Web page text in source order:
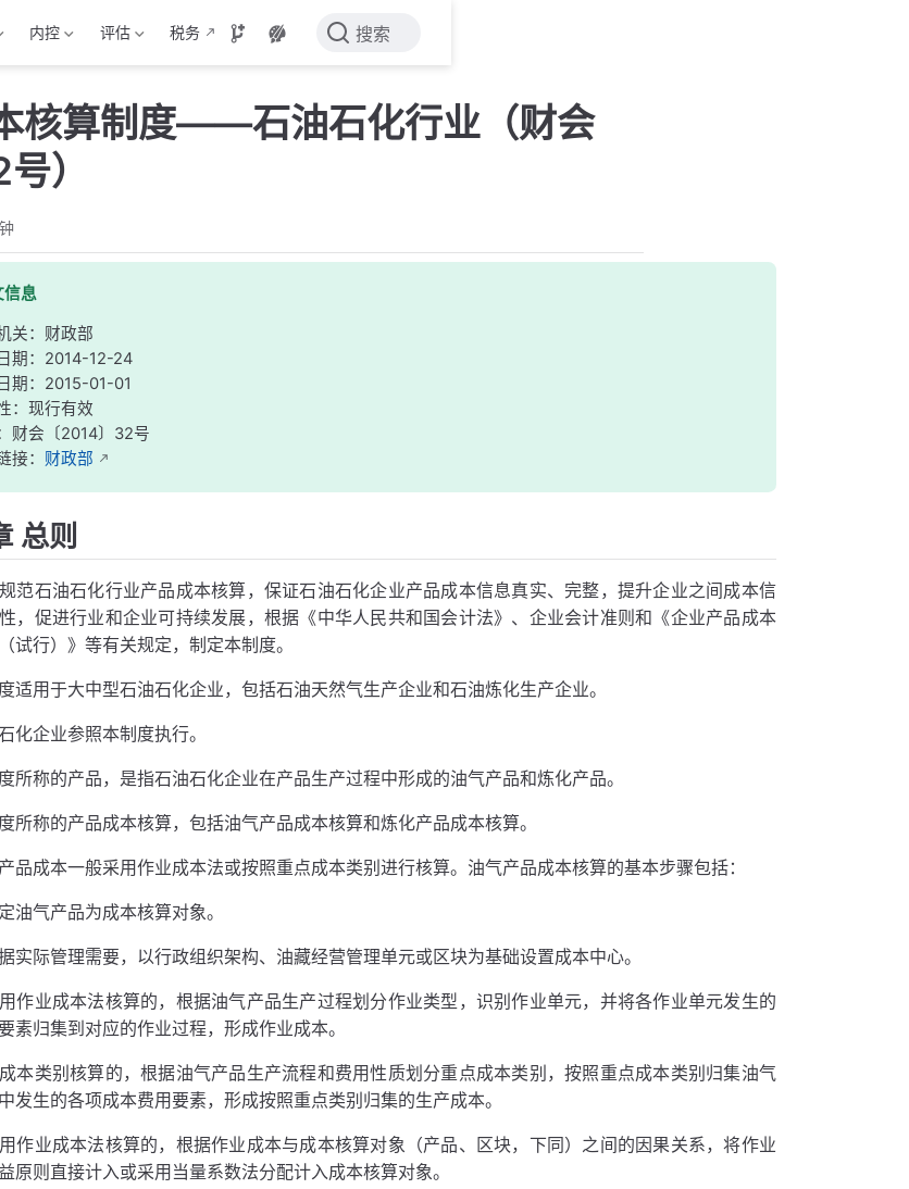
内控 评估 税务 搜索
核算制度——石油石化行业（财会
）
信息
关：财政部
期：2014-12-24
期：2015-01-01
：现行有效
财会〔2014〕32号
接： 财政部
总则
范石油石化行业产品成本核算，保证石油石化企业产品成本信息真实、完整，提升企业之间成本信
，促进行业和企业可持续发展，根据《中华人民共和国会计法》、企业会计准则和《企业产品成本
试行）》等有关规定，制定本制度。
适用于大中型石油石化企业，包括石油天然气生产企业和石油炼化生产企业。
化企业参照本制度执行。
所称的产品，是指石油石化企业在产品生产过程中形成的油气产品和炼化产品。
所称的产品成本核算，包括油气产品成本核算和炼化产品成本核算。
品成本一般采用作业成本法或按照重点成本类别进行核算。油气产品成本核算的基本步骤包括：
油气产品为成本核算对象。
据实际管理需要，以行政组织架构、油藏经营管理单元或区块为基础设置成本中心。
用作业成本法核算的，根据油气产品生产过程划分作业类型，识别作业单元，并将各作业单元发生的
素归集到对应的作业过程，形成作业成本。
本类别核算的，根据油气产品生产流程和费用性质划分重点成本类别，按照重点成本类别归集油气
发生的各项成本费用要素，形成按照重点类别归集的生产成本。
用作业成本法核算的，根据作业成本与成本核算对象（产品、区块，下同）之间的因果关系，将作业
原则直接计入或采用当量系数法分配计入成本核算对象。